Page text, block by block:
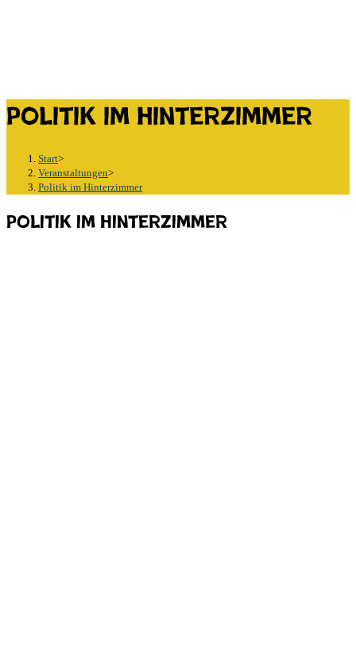
Politik im Hinterzimmer
Start>
Veranstaltungen>
Politik im Hinterzimmer
Politik im Hinterzimmer